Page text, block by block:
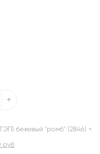
+
бежевый "ромб" (2846) +
руб